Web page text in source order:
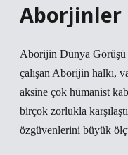
Aborjinler
Aborijin Dünya Görüşü
çalışan Aborijin halkı,
aksine çok hümanist
birçok zorlukla
özgüvenlerini büyük